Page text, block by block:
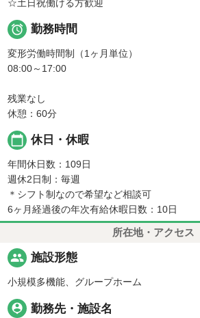
☆土日祝働ける方歓迎
 勤務時間
変形労働時間制（1ヶ月単位）
08:00～17:00
残業なし
休憩：60分
calendar_today 休日・休暇
年間休日数：109日
週休2日制：毎週
＊シフト制なので希望など相談可
6ヶ月経過後の年次有給休暇日数：10日
所在地・アクセス
people 施設形態
小規模多機能、グループホーム
person_pin 勤務先・施設名